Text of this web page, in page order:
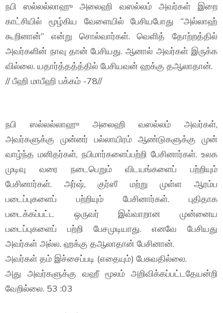
நபி ஸல்லல்லாஹு அலைஹி வஸல்லம் அவர்கள் இறை
காட்சியில் மூழ்கிய வேளையில் பேசியபோது “அல்லாஹ்
கூறினான்” என்று சொல்வார்கள். வெளித் தோற்றத்தில்
அவர்களின் நாவு தான் பேசியது. ஆனால் அவர்கள் இருக்க
வில்லை. யதார்த்தத்த்தில் பேசியவன் ஹக்கு தஆலாதான்.
// பீஹி மாபீஹி பக்கம் -78//
நபி ஸல்லல்லாஹு அலைஹி வஸல்லம் அவர்கள்,
அவர்களுக்கு முன்னர் பல்லாயிரம் ஆண்டுகளுக்கு முன்
வாழ்ந்த மனிதர்கள், நபிமார்களைப்பற்றி பேசினார்கள். உலக
முடிவு வரை நடைபெறும் விடயங்களைப் பற்றியும்
பேசினார்கள். அர்ஷ், குர்ஸீ மற்று முள்ள ஆரம்ப
படைப்புகளைப் பற்றியும் பேசினார்கள். புதிதாக
படைக்கப்பட்ட ஒருவர் இவ்வாறான முன்னைய
படைப்புகளைப் பற்றி பேசமுடியாது. எனவே பேசியது
அவர்கள் அல்ல. ஹக்கு தஆலாதான் பேசினான்.
அவர்கள் தம் இச்சைப்படி (எதையும்) பேசுவதில்லை.
அது அவர்களுக்கு வஹீ மூலம் அறிவிக்கப்பட்டதேயன்றி
வேறில்லை. 53 :03